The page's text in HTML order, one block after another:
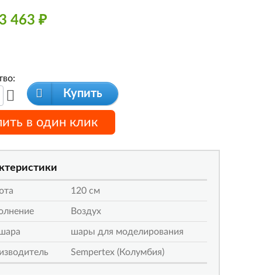
3 463 ₽
Купить
в один клик
120 см
Воздух
шары для моделирования
Sempertex (Колумбия)